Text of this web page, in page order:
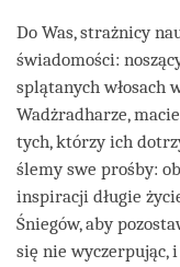
Do Was, strażnicy
świadomości:
splątanych włosach
Wadżradharze,
tych, którzy ich
ślemy swe prośby:
inspiracji długie
Śniegów, aby
się nie wyczerpując,